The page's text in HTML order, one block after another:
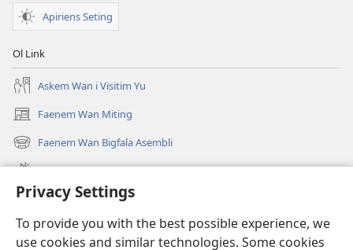
Privacy Settings
To provide you with the best possible experience, we
use cookies and similar technologies. Some cookies
BLONG
Apiriens Seting
Ol Link
Askem Wan i Visitim Yu
Faenem Wan Miting
(openem
wan
niufala
windo)
Faenem Wan Bigfala Asembli
(openem
wan
windo)
Wanem niufala samting
Ol Video
Lukaotem Insaed Long JW.ORG